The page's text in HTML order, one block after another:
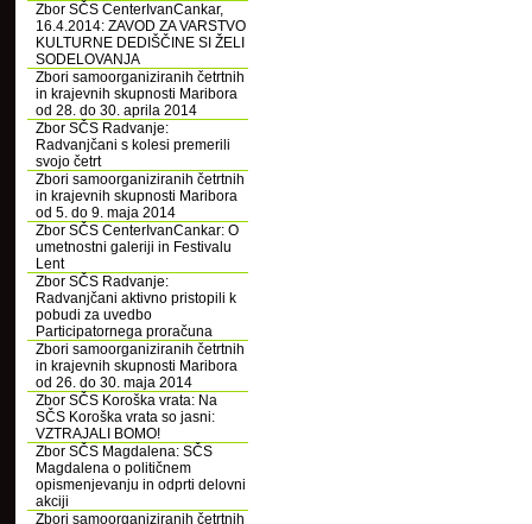
Zbor SČS CenterIvanCankar,
16.4.2014: ZAVOD ZA VARSTVO
KULTURNE DEDIŠČINE SI ŽELI
SODELOVANJA
Zbori samoorganiziranih četrtnih
in krajevnih skupnosti Maribora
od 28. do 30. aprila 2014
Zbor SČS Radvanje:
Radvanjčani s kolesi premerili
svojo četrt
Zbori samoorganiziranih četrtnih
in krajevnih skupnosti Maribora
od 5. do 9. maja 2014
Zbor SČS CenterIvanCankar: O
umetnostni galeriji in Festivalu
Lent
Zbor SČS Radvanje:
Radvanjčani aktivno pristopili k
pobudi za uvedbo
Participatornega proračuna
Zbori samoorganiziranih četrtnih
in krajevnih skupnosti Maribora
od 26. do 30. maja 2014
Zbor SČS Koroška vrata: Na
SČS Koroška vrata so jasni:
VZTRAJALI BOMO!
Zbor SČS Magdalena: SČS
Magdalena o političnem
opismenjevanju in odprti delovni
akciji
Zbori samoorganiziranih četrtnih